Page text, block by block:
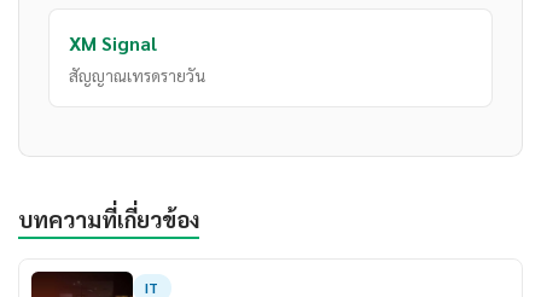
XM Signal
สัญญาณเทรดรายวัน
บทความที่เกี่ยวข้อง
IT